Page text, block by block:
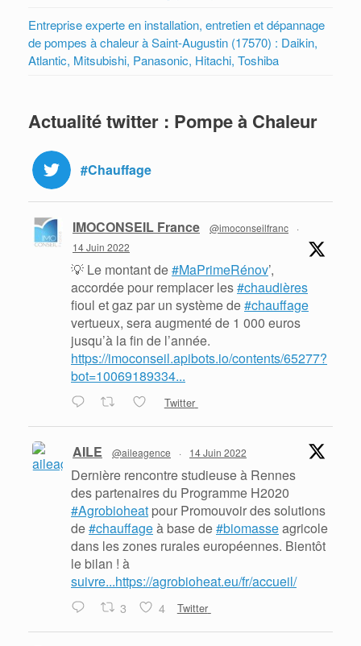
Entreprise experte en installation, entretien et dépannage
de pompes à chaleur à Saint-Augustin (17570) : Daikin,
Atlantic, Mitsubishi, Panasonic, Hitachi, Toshiba
Actualité twitter : Pompe à Chaleur
#Chauffage
IMOCONSEIL France @imoconseilfranc
·
14 Juin 2022
💡 Le montant de#MaPrimeRénov’,
accordée pour remplacer les#chaudières
fioul et gaz par un système de#chauffage
vertueux, sera augmenté de 1 000 euros
jusqu’à la fin de l’année.
https://imoconseil.apibots.io/contents/65277?
bot=10069189334...
Twitter
AILE @aileagence · 14 Juin 2022
Dernière rencontre studieuse à Rennes
des partenaires du Programme H2020
#Agrobioheat pour Promouvoir des solutions
de#chauffageà base de#biomasseagricole
dans les zones rurales européennes. Bientôt
le bilan ! à
suivre...https://agrobioheat.eu/fr/accueil/
3 4 Twitter